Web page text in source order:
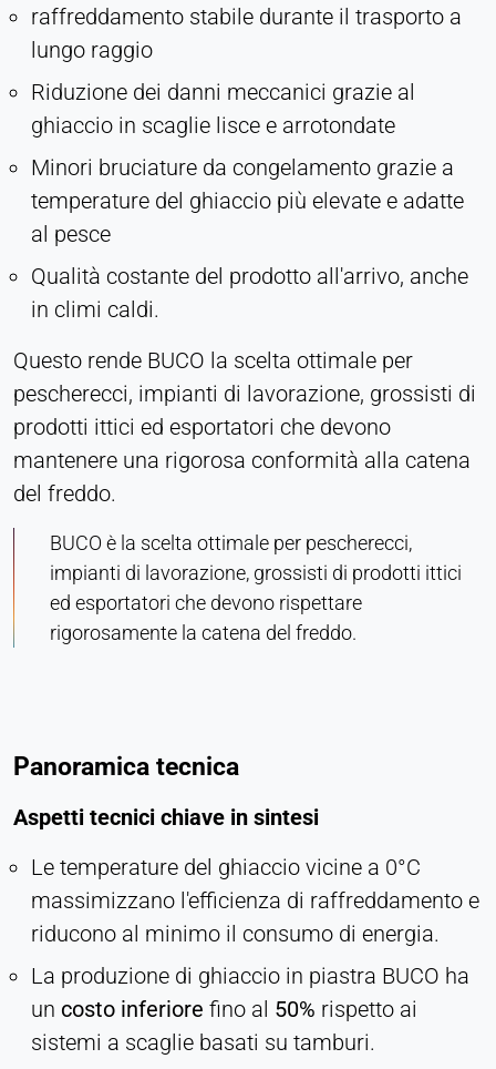
raffreddamento stabile durante il trasporto a
lungo raggio
Riduzione dei danni meccanici grazie al
ghiaccio in scaglie lisce e arrotondate
Minori bruciature da congelamento grazie a
temperature del ghiaccio più elevate e adatte
al pesce
Qualità costante del prodotto all'arrivo, anche
in climi caldi.
Questo rende BUCO la scelta ottimale per
pescherecci, impianti di lavorazione, grossisti di
prodotti ittici ed esportatori che devono
mantenere una rigorosa conformità alla catena
del freddo.
BUCO è la scelta ottimale per pescherecci,
impianti di lavorazione, grossisti di prodotti ittici
ed esportatori che devono rispettare
rigorosamente la catena del freddo.
Panoramica tecnica
Aspetti tecnici chiave in sintesi
Le temperature del ghiaccio vicine a 0°C
massimizzano l'efficienza di raffreddamento e
riducono al minimo il consumo di energia.
La produzione di ghiaccio in piastra BUCO ha
un costo inferiore fino al 50% rispetto ai
sistemi a scaglie basati su tamburi.